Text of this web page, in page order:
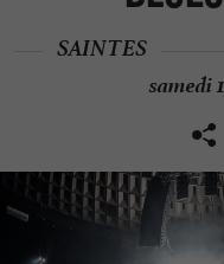
SAINTES
samedi